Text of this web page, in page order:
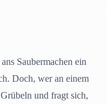
Saubermachen ein
Doch, wer an einem
und fragt sich,